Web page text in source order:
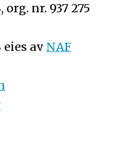
nr. 937 275
av NAF